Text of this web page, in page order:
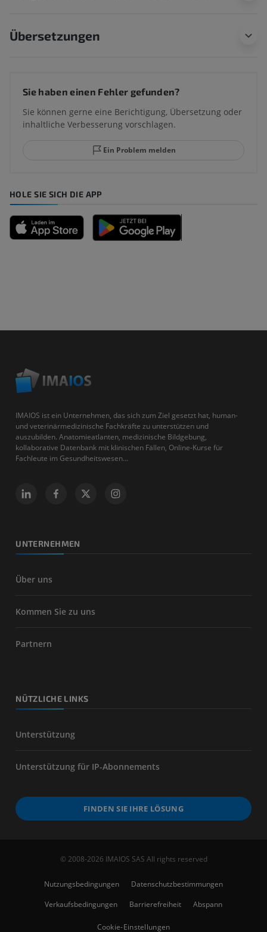
Übersetzungen
Sie haben einen Fehler gefunden?
Sie können gerne eine Berichtigung, Übersetzung oder
inhaltliche Verbesserung vorschlagen.
Ein Problem melden
HOLE SIE SICH DIE APP
IMAIOS ist ein Unternehmen, das sich zum Ziel gesetzt hat, human-
und veterinärmedizinische Fachkräfte zu unterstützen und
auszubilden. Anatomieatlanten, medizinische Bildgebung,
kollaborative Datenbank mit klinischen Fällen, Online-Kurse für
Fachleute im Gesundheitswesen...
UNTERNEHMEN
Über uns
Kommen Sie zu uns
Partnern
NÜTZLICHE LINKS
Unterstützung
Unterstützung für IP-Abonnements
FINDEN SIE IHRE LÖSUNG
© 2008-2026 IMAIOS SAS All rights reserved
Nutzungsbedingungen
Datenschutzbestimmungen
Verkaufsbedingungen
Barrierefreiheit Abspann
Cookie-Einstellungen